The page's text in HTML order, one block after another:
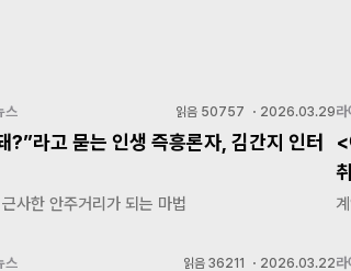
스 읽음 50757 ・ 2026.03.29
?”라고 묻는 인생 즉흥론자, 김간지 인터
사한 안주거리가 되는 마법
스 읽음 36211 ・ 2026.03.22